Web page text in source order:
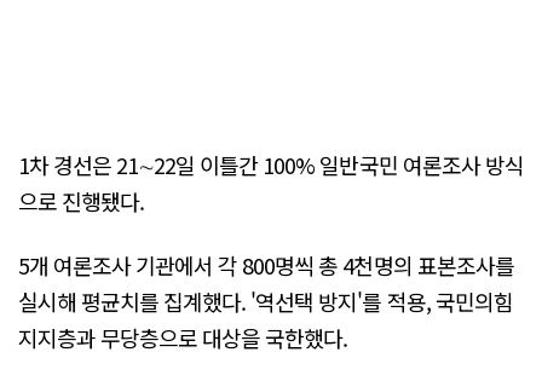
1차 경선은 21∼22일 이틀간 100% 일반국민 여론조사 방식
으로 진행됐다.
5개 여론조사 기관에서 각 800명씩 총 4천명의 표본조사를
실시해 평균치를 집계했다. '역선택 방지'를 적용, 국민의힘
지지층과 무당층으로 대상을 국한했다.